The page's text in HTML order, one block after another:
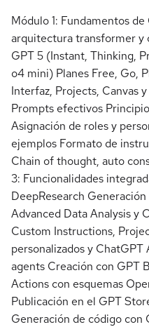
Módulo 1: Fundamentos
arquitectura transformer y
GPT 5 (Instant, Thinking,
o4 mini) Planes Free, Go,
Interfaz, Projects, Canvas
Prompts efectivos
Asignación de roles y
ejemplos Formato de
Chain of thought, auto
3: Funcionalidades
DeepResearch
Advanced Data Analysis y
Custom Instructions,
personalizados y
agents Creación con GPT
Actions con esquemas
Publicación en el GPT
Generación de código con